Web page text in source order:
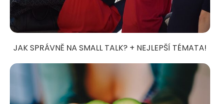
JAK SPRÁVNĚ NA SMALL TALK? + NEJLEPŠÍ TÉMATA!